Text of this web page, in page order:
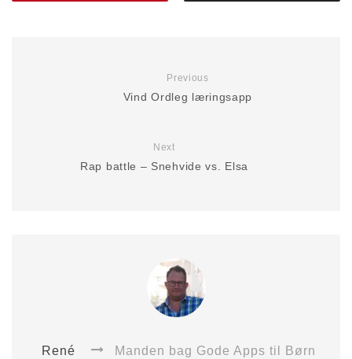
Previous
Vind Ordleg læringsapp
Next
Rap battle – Snehvide vs. Elsa
René
Manden bag Gode Apps til Børn